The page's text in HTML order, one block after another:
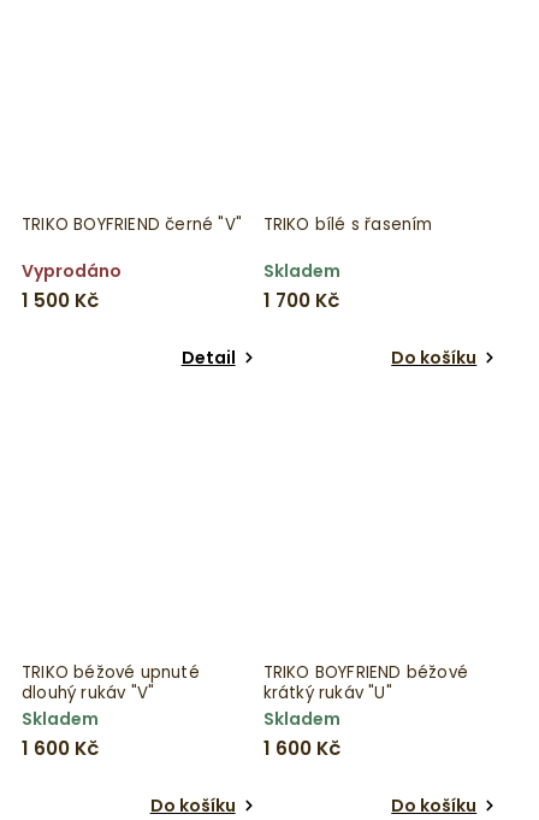
TRIKO BOYFRIEND černé "V"
Vyprodáno
1 500 Kč
Detail
TRIKO bílé s řasením
Skladem
1 700 Kč
Do košíku
TRIKO béžové upnuté
dlouhý rukáv "V"
Skladem
1 600 Kč
Do košíku
TRIKO BOYFRIEND béžové
krátký rukáv "U"
Skladem
1 600 Kč
Do košíku